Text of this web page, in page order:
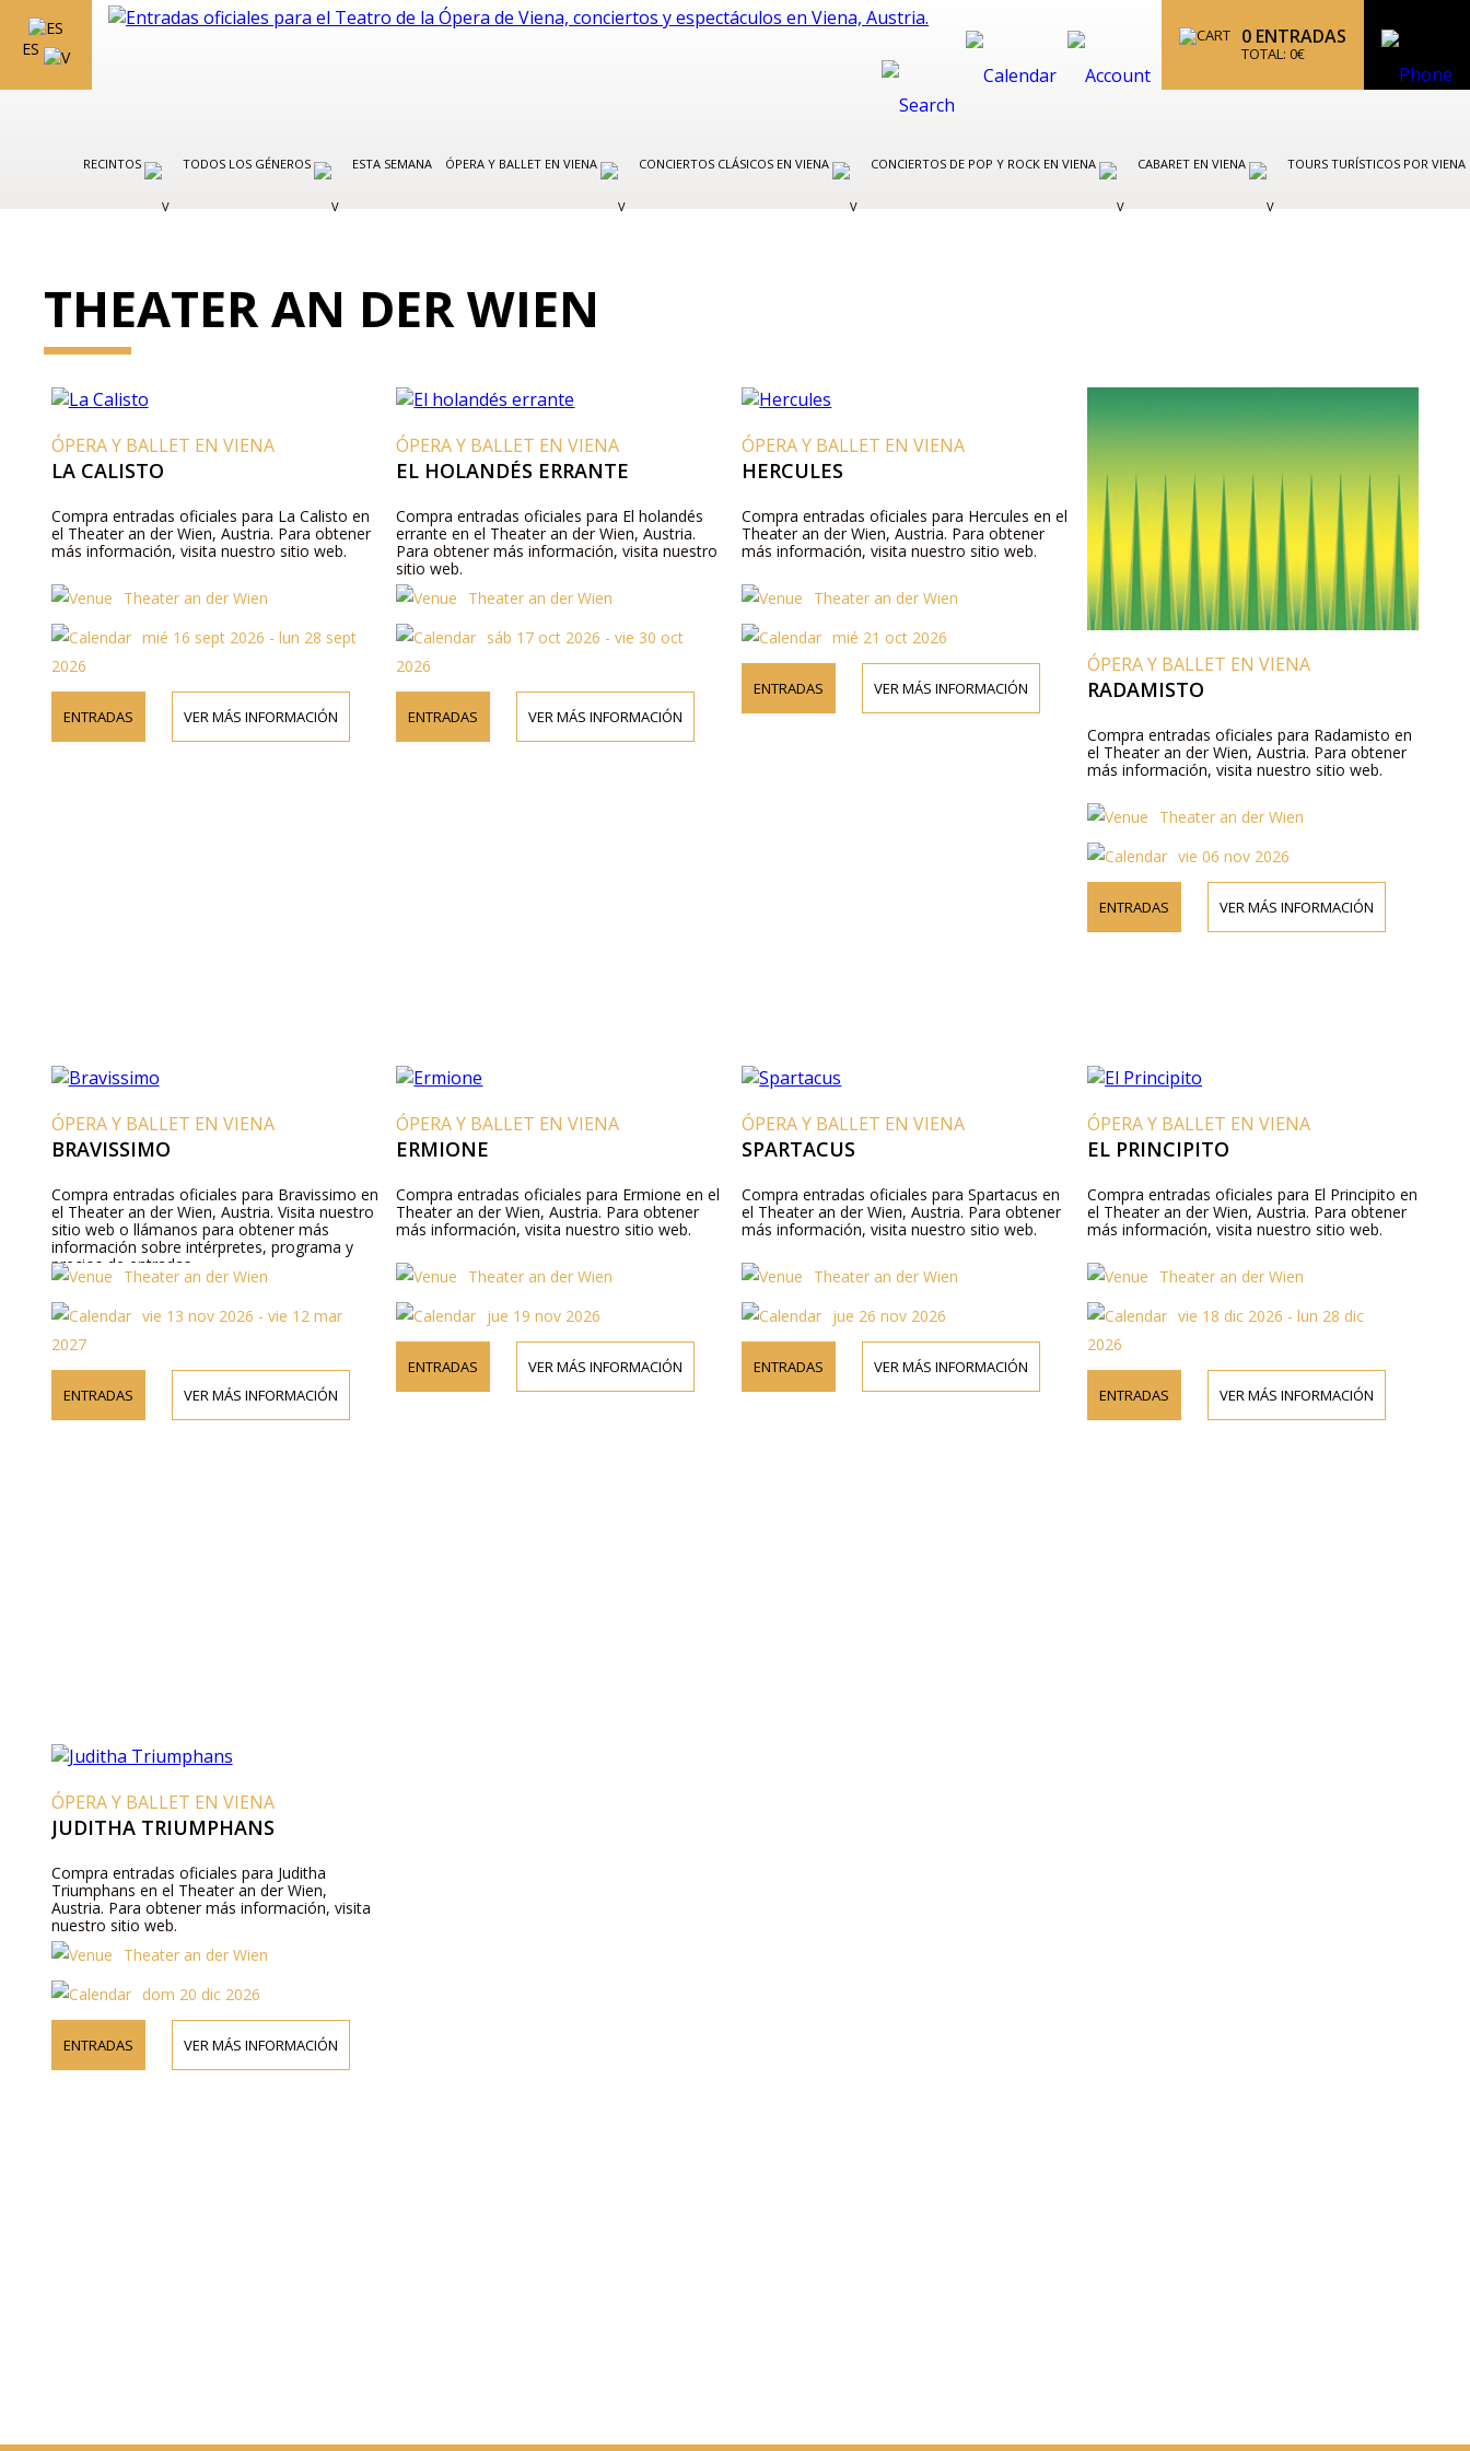
ES
0 ENTRADAS
TOTAL: 0€
RECINTOS TODOS LOS GÉNEROS ESTA SEMANA ÓPERA Y BALLET EN VIENA CONCIERTOS CLÁSICOS EN VIENA CONCIERTOS DE POP Y ROCK EN VIENA CABARET EN VIENA TOURS TURÍSTICOS POR VIENA
THEATER AN DER WIEN
ÓPERA Y BALLET EN VIENA
LA CALISTO
Compra entradas oficiales para La Calisto en
el Theater an der Wien, Austria. Para obtener
más información, visita nuestro sitio web.
Theater an der Wien
mié 16 sept 2026 - lun 28 sept
2026
ENTRADAS VER MÁS INFORMACIÓN
ÓPERA Y BALLET EN VIENA
EL HOLANDÉS ERRANTE
Compra entradas oficiales para El holandés
errante en el Theater an der Wien, Austria.
Para obtener más información, visita nuestro
sitio web.
Theater an der Wien
sáb 17 oct 2026 - vie 30 oct
2026
ENTRADAS VER MÁS INFORMACIÓN
ÓPERA Y BALLET EN VIENA
HERCULES
Compra entradas oficiales para Hercules en el
Theater an der Wien, Austria. Para obtener
más información, visita nuestro sitio web.
Theater an der Wien
mié 21 oct 2026
ENTRADAS VER MÁS INFORMACIÓN
ÓPERA Y BALLET EN VIENA
RADAMISTO
Compra entradas oficiales para Radamisto en
el Theater an der Wien, Austria. Para obtener
más información, visita nuestro sitio web.
Theater an der Wien
vie 06 nov 2026
ENTRADAS VER MÁS INFORMACIÓN
ÓPERA Y BALLET EN VIENA
BRAVISSIMO
Compra entradas oficiales para Bravissimo en
el Theater an der Wien, Austria. Visita nuestro
sitio web o llámanos para obtener más
información sobre intérpretes, programa y
precios de entradas.
Theater an der Wien
vie 13 nov 2026 - vie 12 mar
2027
ENTRADAS VER MÁS INFORMACIÓN
ÓPERA Y BALLET EN VIENA
ERMIONE
Compra entradas oficiales para Ermione en el
Theater an der Wien, Austria. Para obtener
más información, visita nuestro sitio web.
Theater an der Wien
jue 19 nov 2026
ENTRADAS VER MÁS INFORMACIÓN
ÓPERA Y BALLET EN VIENA
SPARTACUS
Compra entradas oficiales para Spartacus en
el Theater an der Wien, Austria. Para obtener
más información, visita nuestro sitio web.
Theater an der Wien
jue 26 nov 2026
ENTRADAS VER MÁS INFORMACIÓN
ÓPERA Y BALLET EN VIENA
EL PRINCIPITO
Compra entradas oficiales para El Principito en
el Theater an der Wien, Austria. Para obtener
más información, visita nuestro sitio web.
Theater an der Wien
vie 18 dic 2026 - lun 28 dic
2026
ENTRADAS VER MÁS INFORMACIÓN
ÓPERA Y BALLET EN VIENA
JUDITHA TRIUMPHANS
Compra entradas oficiales para Juditha
Triumphans en el Theater an der Wien,
Austria. Para obtener más información, visita
nuestro sitio web.
Theater an der Wien
dom 20 dic 2026
ENTRADAS VER MÁS INFORMACIÓN